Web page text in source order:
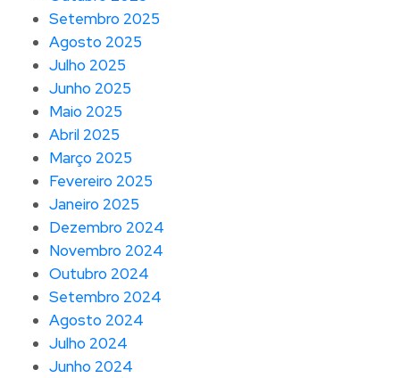
Setembro 2025
Agosto 2025
Julho 2025
Junho 2025
Maio 2025
Abril 2025
Março 2025
Fevereiro 2025
Janeiro 2025
Dezembro 2024
Novembro 2024
Outubro 2024
Setembro 2024
Agosto 2024
Julho 2024
Junho 2024